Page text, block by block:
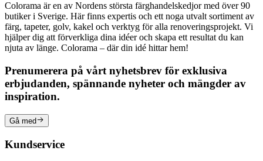
Colorama är en av Nordens största färghandelskedjor med över 90
butiker i Sverige. Här finns expertis och ett noga utvalt sortiment av
färg, tapeter, golv, kakel och verktyg för alla renoveringsprojekt. Vi
hjälper dig att förverkliga dina idéer och skapa ett resultat du kan
njuta av länge. Colorama – där din idé hittar hem!
Prenumerera på vårt nyhetsbrev för exklusiva
erbjudanden, spännande nyheter och mängder av
inspiration.
Gå med
Kundservice